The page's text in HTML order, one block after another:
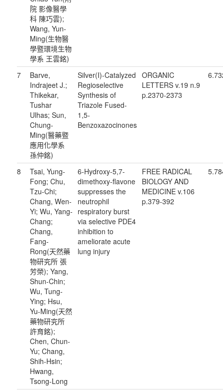
院 影像醫學
科 陳巧雲);
Wang, Yun-
Ming(生物醫
學暨環境生物
學系 王雲銘)
7
Barve,
Indrajeet J.;
Thikekar,
Tushar
Ulhas; Sun,
Chung-
Ming(醫藥暨
應用化學系
孫仲銘)
Silver(I)-Catalyzed
Regioselective
Synthesis of
Triazole Fused-
1,5-
Benzoxazocinones
ORGANIC
LETTERS v.19 n.9
p.2370-2373
8
Tsai, Yung-
Fong; Chu,
Tzu-Chi;
Chang, Wen-
Yi; Wu, Yang-
Chang;
Chang,
Fang-
Rong(天然藥
物研究所 張
芳榮); Yang,
Shun-Chin;
Wu, Tung-
Ying; Hsu,
Yu-Ming(天然
藥物研究所
許育銘);
Chen, Chun-
Yu; Chang,
Shih-Hsin;
Hwang,
Tsong-Long
6-Hydroxy-5,7-
dimethoxy-flavone
suppresses the
neutrophil
respiratory burst
via selective PDE4
inhibition to
ameliorate acute
lung injury
FREE RADICAL
BIOLOGY AND
MEDICINE v.106
p.379-392